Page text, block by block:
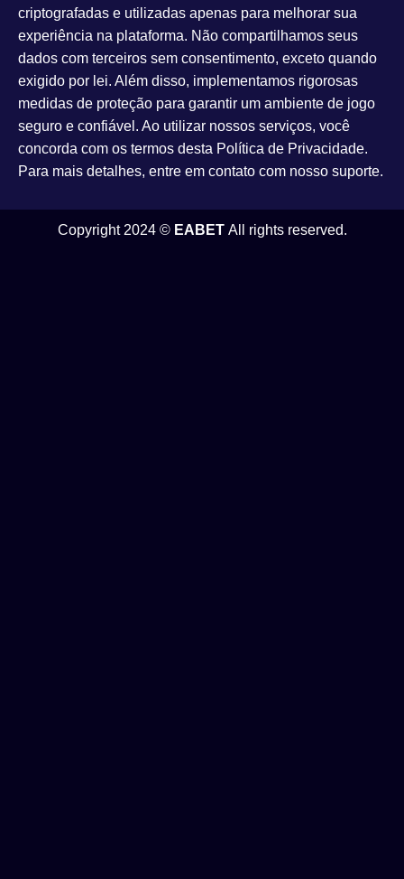
criptografadas e utilizadas apenas para melhorar sua
experiência na plataforma. Não compartilhamos seus
dados com terceiros sem consentimento, exceto quando
exigido por lei. Além disso, implementamos rigorosas
medidas de proteção para garantir um ambiente de jogo
seguro e confiável. Ao utilizar nossos serviços, você
concorda com os termos desta Política de Privacidade.
Para mais detalhes, entre em contato com nosso suporte.
Copyright 2024 © EABETAll rights reserved.